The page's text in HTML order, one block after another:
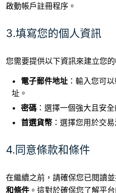
啟動帳戶註冊程序。
3.填寫您的個人資訊
您需要提供以下資訊來建立您的
電子郵件地址 ：輸入您可
址。
密碼 ：選擇一個強大且安
首選貨幣 ：選擇您用於交
4.同意條款和條件
在繼續之前，請確保您已閱讀
和條件 。這對於確保您了解平